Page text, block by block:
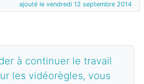
ajouté le vendredi 12 septembre 2014
à continuer le travail
les vidéorègles, vous